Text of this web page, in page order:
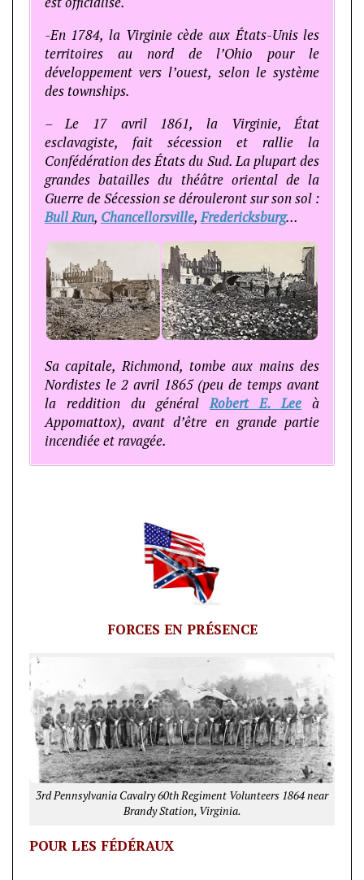
-En 1784, la Virginie cède aux États-Unis les
territoires au nord de l’Ohio pour le
développement vers l’ouest, selon le système
des townships.
– Le 17 avril 1861, la Virginie, État
esclavagiste, fait sécession et rallie la
Confédération des États du Sud. La plupart des
grandes batailles du théâtre oriental de la
Guerre de Sécession se dérouleront sur son sol :
Bull Run, Chancellorsville,Fredericksburg…
Sa capitale, Richmond, tombe aux mains des
Nordistes le 2 avril 1865 (peu de temps avant
la reddition du généralRobert E. Lee à
Appomattox), avant d’être en grande partie
incendiée et ravagée.
FORCES EN PRÉSENCE
3rd Pennsylvania Cavalry 60th Regiment Volunteers 1864 near
Brandy Station, Virginia.
POUR LES FÉDÉRAUX